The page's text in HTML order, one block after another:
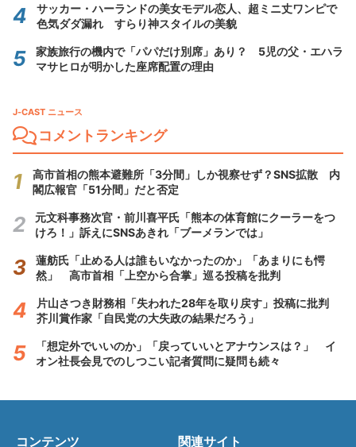
サッカー・ハーランドの美女モデル恋人、超ミニ丈ワンピで
色気ダダ漏れ すらり神スタイルの美貌
家族旅行の機内で「パパだけ別席」あり？ 5児の父・エハラ
マサヒロが明かした座席配置の理由
J-CAST ニュース
コメントランキング
高市首相の熊本避難所「3分間」しか視察せず？SNS拡散 内
閣広報官「51分間」だと否定
元文科事務次官・前川喜平氏「熊本の体育館にクーラーをつ
けろ！」訴えにSNSあきれ「ブーメランでは」
蓮舫氏「止める人は誰もいなかったのか」「あまりにも愕
然」 高市首相「上空から合掌」巡る投稿を批判
片山さつき財務相「失われた28年を取り戻す」投稿に批判
芥川賞作家「自民党の大失政の結果だろう」
「想定外でいいのか」「戻っていいとアナウンスは？」 イ
オン社長会見でのしつこい記者質問に疑問も続々
コンテンツ 関連サイト